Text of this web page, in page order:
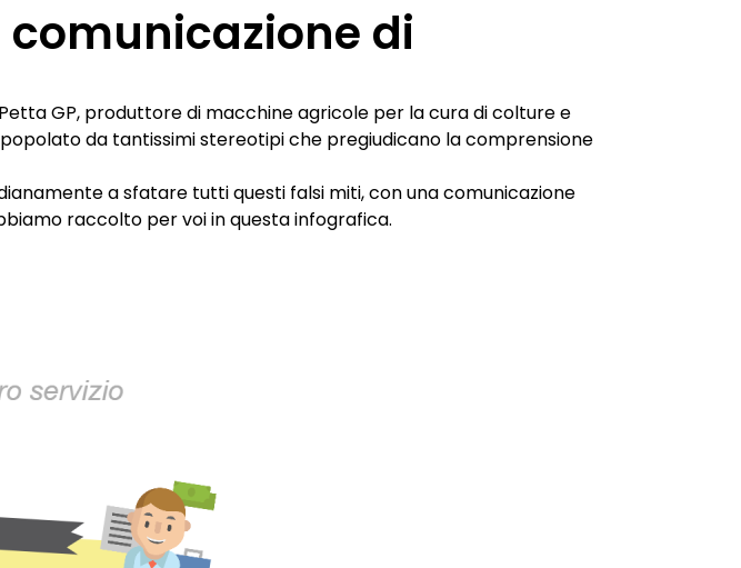
comunicazione di
Petta GP, produttore di macchine agricole per la cura di colture e
da tantissimi stereotipi che pregiudicano la comprensione
a sfatare tutti questi falsi miti, con una comunicazione
raccolto per voi in questa infografica.